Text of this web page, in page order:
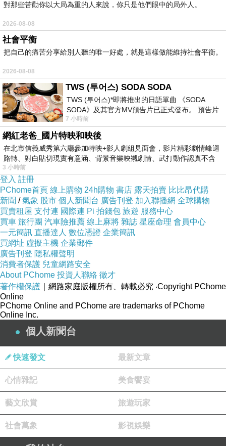
對那些苦勸你以大局為重的人來說，你只是他們眼中的局外人。
2026-08-08
社會平衡
把自己的痛苦分享給別人聽的唯一好處，就是這樣做能維持社會平衡。
2026-08-08
TWS (투어스) SODA SODA
TWS (투어스)*即將推出的日語單曲 《SODA
SODA》及其官方MV預告片已正式發布。 預告片
一經發布， 就引發了粉絲們對這次夏季回
7 小時前
網紅老爸_國片特映和映後
在北市信義威秀第六廳參加特映+影人劇組見面會，影片精彩劇情峰迴
路轉、對白貼切現實有意涵、背景音樂映襯劇情、武打動作認真不含
糊、
3 小時前
登入 註冊
PChome首頁 線上購物 24h購物 書店 露天拍賣 比比昂代購
新聞 /氣象 股市 個人新聞台 廣告刊登 加入聯播網 全球購物
買賣租屋 支付連 國際連 Pi 拍錢包 旅遊 服務中心
買車 旅行團 汽車險推薦 線上麻將 雜誌 星座命理 會員中心
一元簡訊 直播達人 數位憑證 企業簡訊
買網址 虛擬主機 企業郵件
廣告刊登 隱私權聲明
消費者保護 兒童網路安全
About PChome 投資人聯絡 徵才
著作權保護 ｜網路家庭版權所有、轉載必究 ‧Copyright PChome
Online
PChome Online and PChome are trademarks of PChome
Online Inc.
個人新聞台
快速發文 最新文章
心情雜記 美食饗宴
藝文欣賞 旅遊玩家
社會萬象 影視娛樂